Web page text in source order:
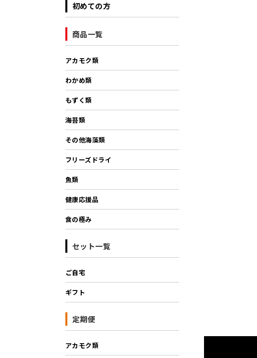
初めての方
商品一覧
アカモク類
わかめ類
もずく類
海苔類
その他海藻類
フリーズドライ
魚類
健康応援品
食の極み
セット一覧
ご自宅
ギフト
定期便
アカモク類